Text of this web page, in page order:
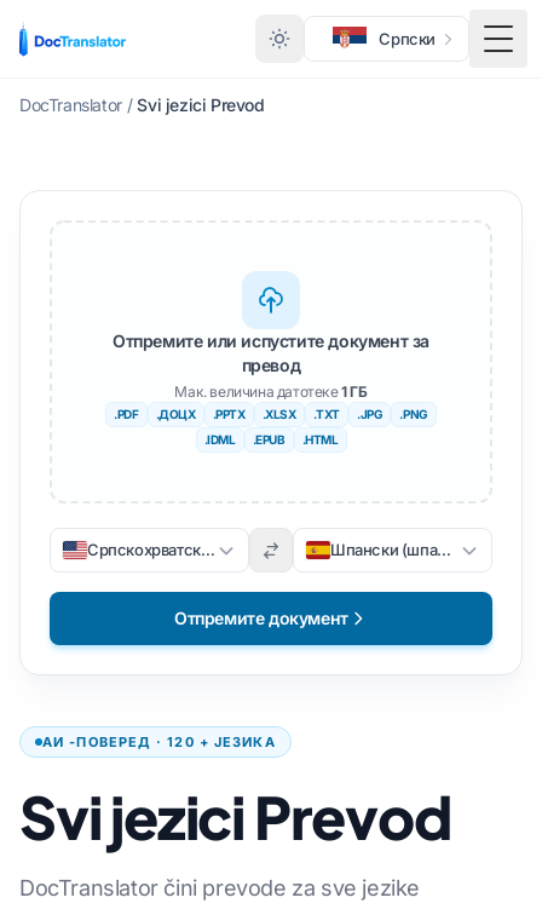
Српски
DocTranslator / Svi jezici Prevod
АИ -ПОВЕРЕД · 120 + ЈЕЗИКА
Svi jezici Prevod
DocTranslator čini prevode za sve jezike
Отпремите или испустите документ за
превод
Мак. величина датотеке1 ГБ
.PDF .ДОЦX .PPTX .XLSX .TXT .JPG
.PNG
.IDML
.EPUB .HTML
Српскохрватски / српскохрватскиШпански (шпански)
Отпремите документ